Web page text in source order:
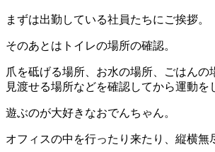
まずは出勤している社員たちにご挨拶。
そのあとはトイレの場所の確認。
爪を砥げる場所、お水の場所、ごはんの
見渡せる場所などを確認してから運動を
遊ぶのが大好きなおでんちゃん。
オフィスの中を行ったり来たり、縦横無